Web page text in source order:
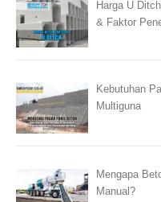
Harga U
& Faktor
Kebutuhan
Multiguna
Mengapa
Manual?